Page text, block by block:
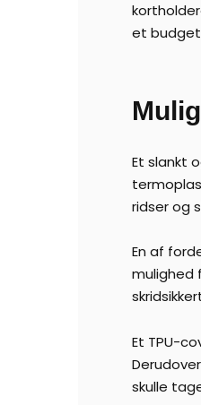
et
Et slankt
ridser og
En af
mulighed
Et TPU-
skulle